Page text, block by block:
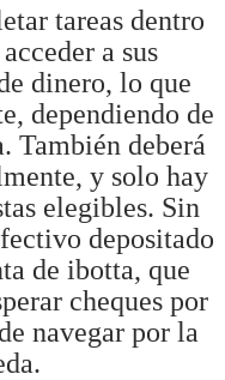
tareas dentro
a sus
dinero, lo que
dependiendo de
También deberá
y solo hay
elegibles. Sin
depositado
de ibotta, que
cheques por
navegar por la